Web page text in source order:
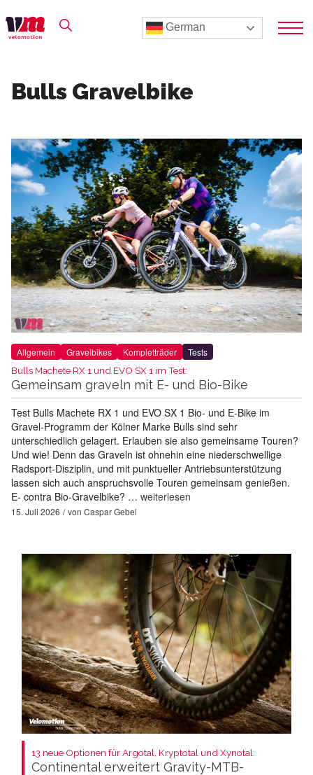
German
Bulls Gravelbike
Allgemein Gravelbikes Kompletträder Tests
Bulls Machete RX 1 und EVO SX 1 im Test:
Gemeinsam graveln mit E- und Bio-Bike
Test Bulls Machete RX 1 und EVO SX 1 Bio- und E-Bike im
Gravel-Programm der Kölner Marke Bulls sind sehr
unterschiedlich gelagert. Erlauben sie also gemeinsame Touren?
Und wie! Denn das Graveln ist ohnehin eine niederschwellige
Radsport-Disziplin, und mit punktueller Antriebsunterstützung
lassen sich auch anspruchsvolle Touren gemeinsam genießen.
E- contra Bio-Gravelbike? … weiterlesen
15. Juli 2026 von Caspar Gebel
13 neue Optionen für Argotal, Kryptotal und Xynotal:
Continental erweitert Gravity-MTB-